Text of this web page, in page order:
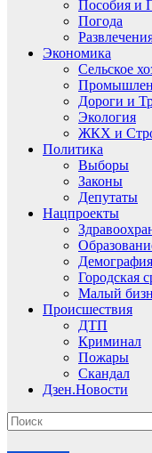
Пособия и
Погода
Экономика
Сельское
Дороги и
Экология
ЖКХ и
Политика
Выборы
Законы
Депутаты
Нацпроекты
Демография
Городская
Малый
Происшествия
ДТП
Криминал
Пожары
Скандал
Дзен.Новости